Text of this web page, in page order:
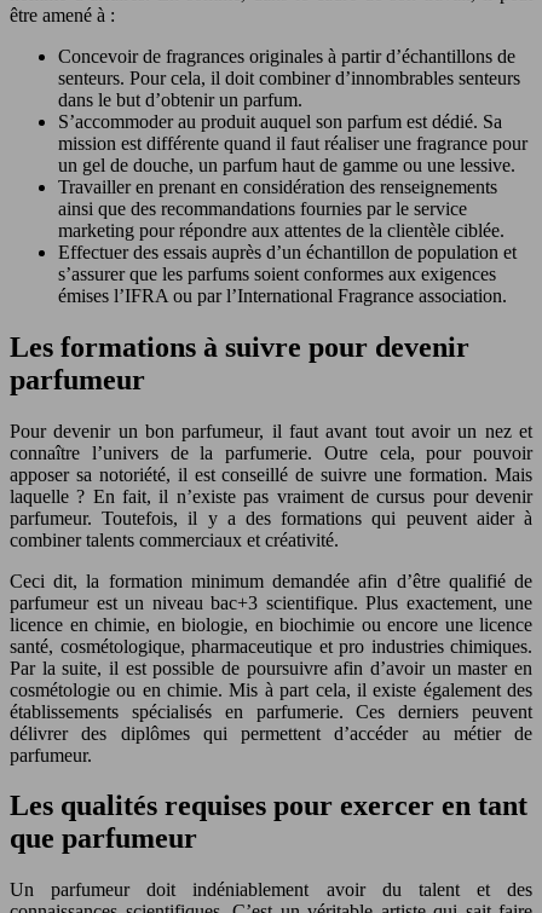
être amené à :
Concevoir de fragrances originales à partir d’échantillons de
senteurs. Pour cela, il doit combiner d’innombrables senteurs
dans le but d’obtenir un parfum.
S’accommoder au produit auquel son parfum est dédié. Sa
mission est différente quand il faut réaliser une fragrance pour
un gel de douche, un parfum haut de gamme ou une lessive.
Travailler en prenant en considération des renseignements
ainsi que des recommandations fournies par le service
marketing pour répondre aux attentes de la clientèle ciblée.
Effectuer des essais auprès d’un échantillon de population et
s’assurer que les parfums soient conformes aux exigences
émises l’IFRA ou par l’International Fragrance association.
Les formations à suivre pour devenir
parfumeur
Pour devenir un bon parfumeur, il faut avant tout avoir un nez et
connaître l’univers de la parfumerie. Outre cela, pour pouvoir
apposer sa notoriété, il est conseillé de suivre une formation. Mais
laquelle ? En fait, il n’existe pas vraiment de cursus pour devenir
parfumeur. Toutefois, il y a des formations qui peuvent aider à
combiner talents commerciaux et créativité.
Ceci dit, la formation minimum demandée afin d’être qualifié de
parfumeur est un niveau bac+3 scientifique. Plus exactement, une
licence en chimie, en biologie, en biochimie ou encore une licence
santé, cosmétologique, pharmaceutique et pro industries chimiques.
Par la suite, il est possible de poursuivre afin d’avoir un master en
cosmétologie ou en chimie. Mis à part cela, il existe également des
établissements spécialisés en parfumerie. Ces derniers peuvent
délivrer des diplômes qui permettent d’accéder au métier de
parfumeur.
Les qualités requises pour exercer en tant
que parfumeur
Un parfumeur doit indéniablement avoir du talent et des